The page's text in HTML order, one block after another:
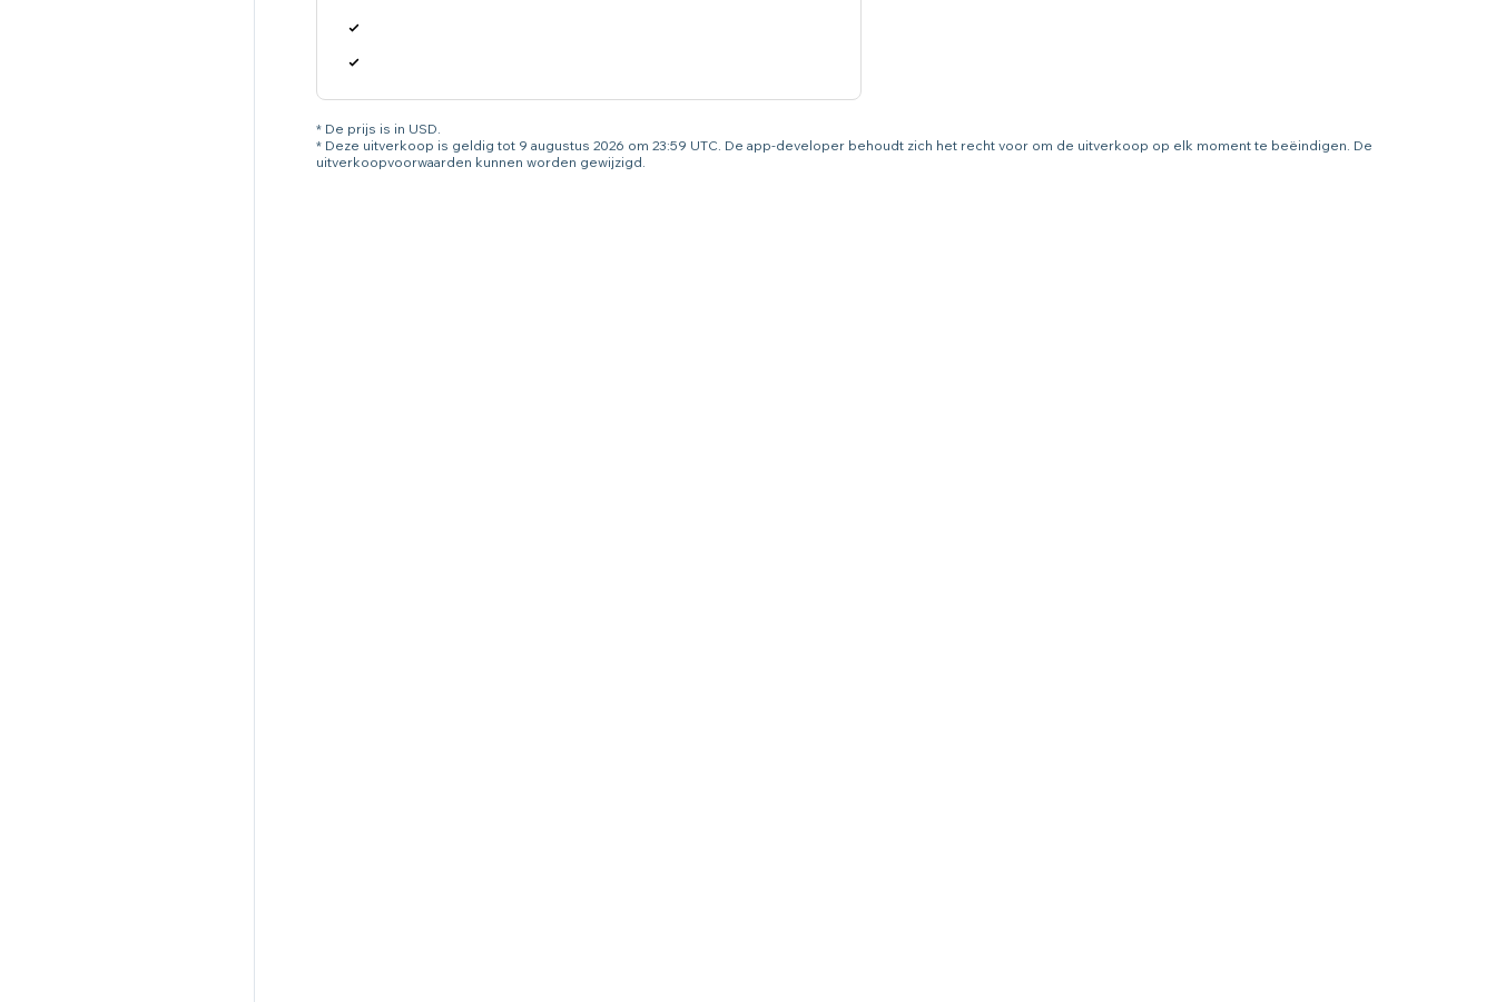
* De prijs is in USD.
* Deze uitverkoop is geldig tot 9 augustus 2026 om 23:59 UTC. De app-developer behoudt zich het recht voor om de uitverkoop op elk moment te beëindigen. De
uitverkoopvoorwaarden kunnen worden gewijzigd.